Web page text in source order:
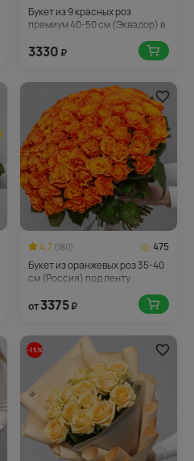
Букет из 9 красных роз
премиум 40-50 см (Эквадор) в
3330 ₽
4.7 (180)
475
Букет из оранжевых роз 35-40
см (Россия) под ленту
от3375₽
-15%